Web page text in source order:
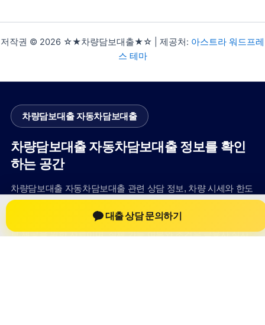
저작권 © 2026 ☆★차량담보대출★☆ | 제공처: 아스트라 워드프레
스 테마
차량담보대출 자동차담보대출
차량담보대출 자동차담보대출 정보를 확인
하는 공간
차량담보대출 자동차담보대출 관련 상담 정보, 차량 시세와 한도
확인 기준, 대출 선택 시 참고할 수 있는 내용을 jiesuoji.org 안에
서 확인할 수 있도록 구성했습니다. 본 사이트의 내용은 일반 정
보 제공을 위한 자료이며, 실제 가능 여부와 조건은 금융사 심사
대출 상담 문의하기